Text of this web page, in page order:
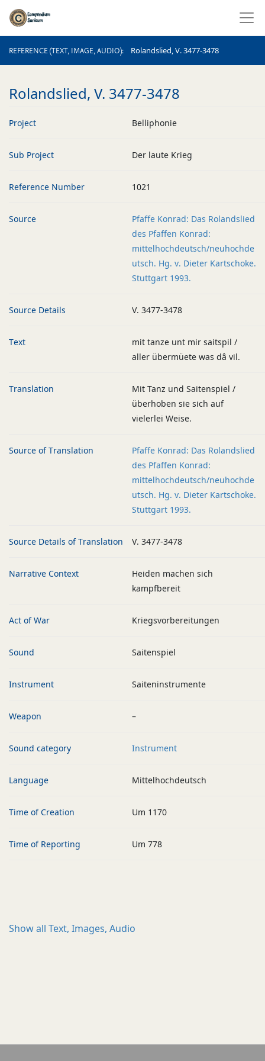
REFERENCE (TEXT, IMAGE, AUDIO) Rolandslied, V. 3477-3478
REFERENCE (TEXT, IMAGE, AUDIO)
Rolandslied, V. 3477-3478
Project Belliphonie
Sub Project Der laute Krieg
Reference Number 1021
Source
Pfaffe Konrad: Das Rolandslied
des Pfaffen Konrad:
mittelhochdeutsch/neuhochde
utsch. Hg. v. Dieter Kartschoke.
Stuttgart 1993.
Source Details V. 3477-3478
Text
mit tanze unt mir saitspil /
aller übermüete was dâ vil.
Translation
Mit Tanz und Saitenspiel /
überhoben sie sich auf
vielerlei Weise.
Source of Translation
Pfaffe Konrad: Das Rolandslied
des Pfaffen Konrad:
mittelhochdeutsch/neuhochde
utsch. Hg. v. Dieter Kartschoke.
Stuttgart 1993.
Source Details of Translation V. 3477-3478
Narrative Context
Heiden machen sich
kampfbereit
Act of War Kriegsvorbereitungen
Sound Saitenspiel
Instrument Saiteninstrumente
Weapon –
Sound category Instrument
Language Mittelhochdeutsch
Time of Creation Um 1170
Time of Reporting Um 778
Show all Text, Images, Audio